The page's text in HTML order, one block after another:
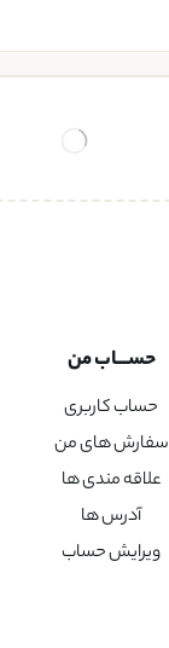
حســـاب من
حساب کاربری
سفارش های من
علاقه مندی ها
آدرس ها
ویرایش حساب